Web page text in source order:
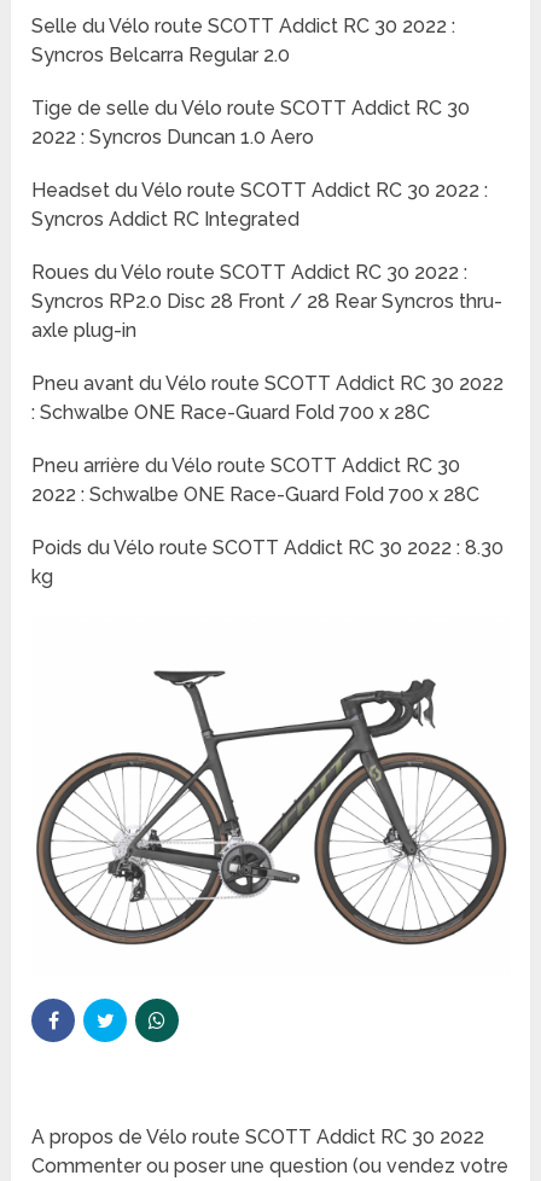
Selle du Vélo route SCOTT Addict RC 30 2022 :
Syncros Belcarra Regular 2.0
Tige de selle du Vélo route SCOTT Addict RC 30
2022 : Syncros Duncan 1.0 Aero
Headset du Vélo route SCOTT Addict RC 30 2022 :
Syncros Addict RC Integrated
Roues du Vélo route SCOTT Addict RC 30 2022 :
Syncros RP2.0 Disc 28 Front / 28 Rear Syncros thru-
axle plug-in
Pneu avant du Vélo route SCOTT Addict RC 30 2022
: Schwalbe ONE Race-Guard Fold 700 x 28C
Pneu arrière du Vélo route SCOTT Addict RC 30
2022 : Schwalbe ONE Race-Guard Fold 700 x 28C
Poids du Vélo route SCOTT Addict RC 30 2022 : 8.30
kg
A propos de Vélo route SCOTT Addict RC 30 2022
Commenter ou poser une question (ou vendez votre